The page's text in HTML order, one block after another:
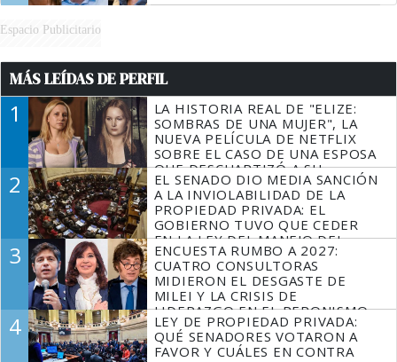
Espacio Publicitario
MÁS LEÍDAS DE PERFIL
1
LA HISTORIA REAL DE "ELIZE:
SOMBRAS DE UNA MUJER", LA
NUEVA PELÍCULA DE NETFLIX
SOBRE EL CASO DE UNA ESPOSA
QUE DESCUARTIZÓ A SU
MARIDO
2
EL SENADO DIO MEDIA SANCIÓN
A LA INVIOLABILIDAD DE LA
PROPIEDAD PRIVADA: EL
GOBIERNO TUVO QUE CEDER
EN LA LEY DEL MANEJO DEL
FUEGO
3
ENCUESTA RUMBO A 2027:
CUATRO CONSULTORAS
MIDIERON EL DESGASTE DE
MILEI Y LA CRISIS DE
LIDERAZGO EN EL PERONISMO
4
LEY DE PROPIEDAD PRIVADA:
QUÉ SENADORES VOTARON A
FAVOR Y CUÁLES EN CONTRA